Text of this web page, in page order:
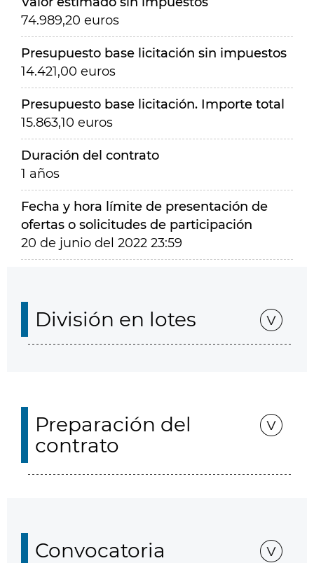
74.989,20 euros
Presupuesto base licitación sin impuestos
14.421,00 euros
Presupuesto base licitación. Importe total
15.863,10 euros
Duración del contrato
1 años
Fecha y hora límite de presentación de
ofertas o solicitudes de participación
20 de junio del 2022 23:59
División en lotes
Preparación del
contrato
Convocatoria